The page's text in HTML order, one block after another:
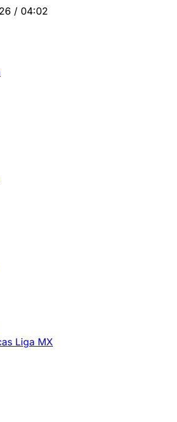
/ 04:02
Liga MX